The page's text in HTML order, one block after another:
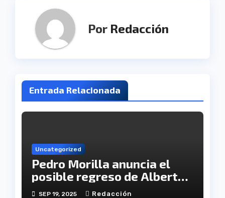
Por Redacción
Entrada Relacionada
Uncategorized
Pedro Morilla anuncia el
posible regreso de Alberto
López a la convocatoria
SEP 19, 2025 Redacción